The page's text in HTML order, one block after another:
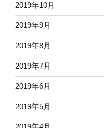
2019年10月
2019年9月
2019年8月
2019年7月
2019年6月
2019年5月